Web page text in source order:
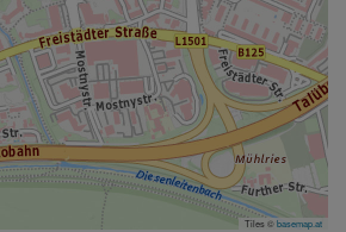
Tiles ©basemap.at